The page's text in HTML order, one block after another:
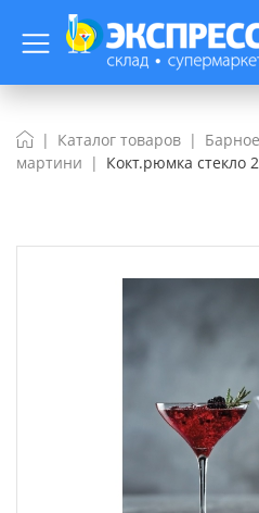
Каталог товаров
мартини
Кокт.рюмка стекло